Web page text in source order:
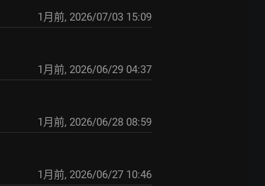
1月前, 2026/07/03 15:09
1月前, 2026/06/29 04:37
1月前, 2026/06/28 08:59
1月前, 2026/06/27 10:46